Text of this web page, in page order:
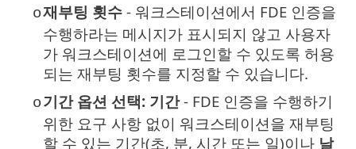
o재부팅 횟수 - 워크스테이션에서 FDE 인증을
수행하라는 메시지가 표시되지 않고 사용자
가 워크스테이션에 로그인할 수 있도록 허용
되는 재부팅 횟수를 지정할 수 있습니다.
o기간 옵션 선택: 기간- FDE 인증을 수행하기
위한 요구 사항 없이 워크스테이션을 재부팅
할 수 있는 기간(초, 분, 시간 또는 일)이나 날